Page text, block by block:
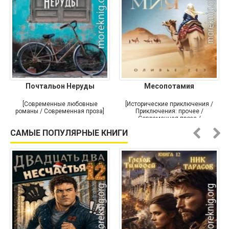
Почтальон Неруды
[Современные любовные
романы / Современная проза]
Месопотамия
[Исторические приключения /
Приключения: прочее /
Современная проза /
САМЫЕ ПОПУЛЯРНЫЕ КНИГИ